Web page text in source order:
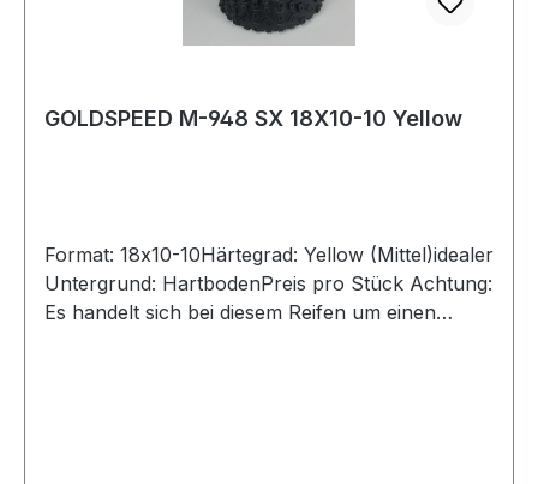
GOLDSPEED M-948 SX 18X10-10 Yellow
Format: 18x10-10Härtegrad: Yellow (Mittel)idealer
Untergrund: HartbodenPreis pro Stück Achtung:
Es handelt sich bei diesem Reifen um einen